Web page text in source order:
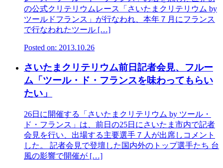
の公式クリテリウムレース「さいたまクリテリウム by
ツールドフランス」が行なわれ、本年７月にフランス
で行なわれたツール […]
Posted on: 2013.10.26
さいたまクリテリウム前日記者会見、フルー
ム「ツール・ド・フランスを味わってもらい
たい」
26日に開催する「さいたまクリテリウム by ツール・
ド・フランス」は、前日の25日にさいたま市内で記者
会見を行い、出場する主要選手７人が出席しコメント
した。 記者会見で登壇した国内外のトップ選手たち 台
風の影響で開催が […]